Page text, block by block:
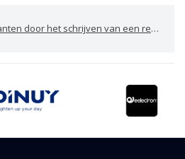
door het schrijven van een review